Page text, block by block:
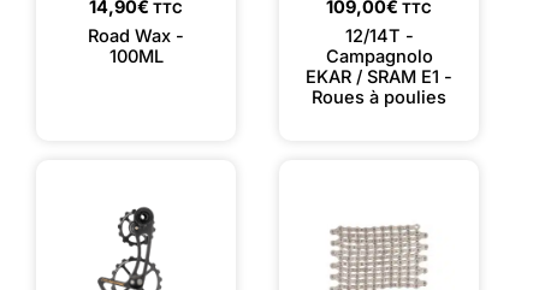
14,90€ TTC
Road Wax -
100ML
109,00€ TTC
12/14T -
Campagnolo
EKAR / SRAM E1 -
Roues à poulies